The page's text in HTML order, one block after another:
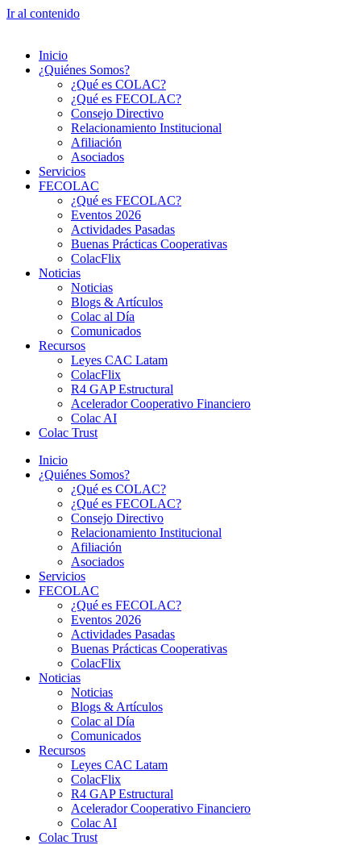
Ir al contenido
Inicio
¿Quiénes Somos?
¿Qué es COLAC?
¿Qué es FECOLAC?
Consejo Directivo
Relacionamiento Institucional
Afiliación
Asociados
Servicios
FECOLAC
¿Qué es FECOLAC?
Eventos 2026
Actividades Pasadas
Buenas Prácticas Cooperativas
ColacFlix
Noticias
Noticias
Blogs & Artículos
Colac al Día
Comunicados
Recursos
Leyes CAC Latam
ColacFlix
R4 GAP Estructural
Acelerador Cooperativo Financiero
Colac AI
Colac Trust
Inicio
¿Quiénes Somos?
¿Qué es COLAC?
¿Qué es FECOLAC?
Consejo Directivo
Relacionamiento Institucional
Afiliación
Asociados
Servicios
FECOLAC
¿Qué es FECOLAC?
Eventos 2026
Actividades Pasadas
Buenas Prácticas Cooperativas
ColacFlix
Noticias
Noticias
Blogs & Artículos
Colac al Día
Comunicados
Recursos
Leyes CAC Latam
ColacFlix
R4 GAP Estructural
Acelerador Cooperativo Financiero
Colac AI
Colac Trust